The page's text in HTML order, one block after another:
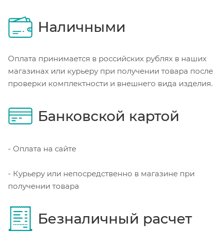
Наличными
Оплата принимается в российских рублях в наших
магазинах или курьеру при получении товара после
проверки комплектности и внешнего вида изделия.
Банковской картой
- Оплата на сайте
- Курьеру или непосредственно в магазине при
получении товара
Безналичный расчет